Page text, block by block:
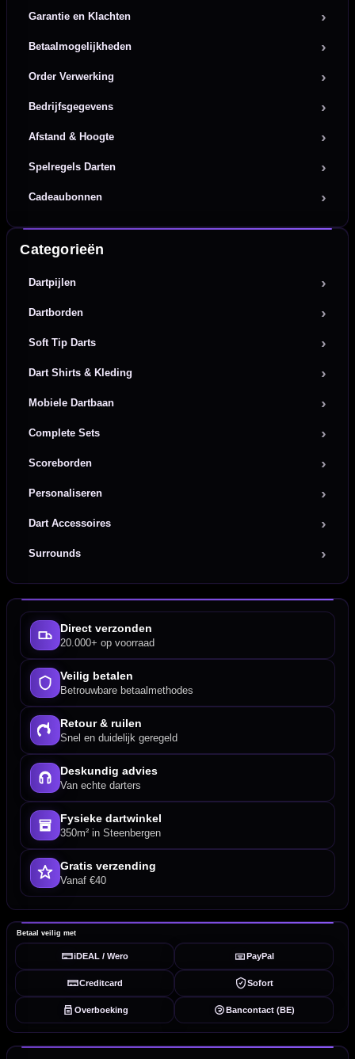
Garantie en Klachten
Betaalmogelijkheden
Order Verwerking
Bedrijfsgegevens
Afstand & Hoogte
Spelregels Darten
Cadeaubonnen
Categorieën
Dartpijlen
Dartborden
Soft Tip Darts
Dart Shirts & Kleding
Mobiele Dartbaan
Complete Sets
Scoreborden
Personaliseren
Dart Accessoires
Surrounds
Direct verzonden
20.000+ op voorraad
Veilig betalen
Betrouwbare betaalmethodes
Retour & ruilen
Snel en duidelijk geregeld
Deskundig advies
Van echte darters
Fysieke dartwinkel
350m² in Steenbergen
Gratis verzending
Vanaf €40
Betaal veilig met
iDEAL / Wero PayPal
Creditcard Sofort
Overboeking Bancontact (BE)